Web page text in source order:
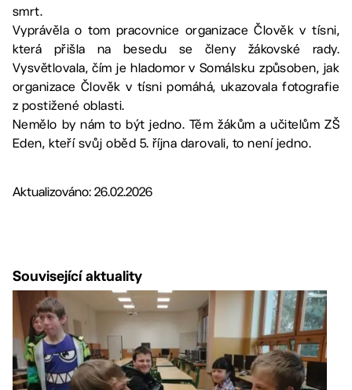
smrt.
Vyprávěla o tom pracovnice organizace Člověk v tísni,
která přišla na besedu se členy žákovské rady.
Vysvětlovala, čím je hladomor v Somálsku způsoben, jak
organizace Člověk v tísni pomáhá, ukazovala fotografie
z postižené oblasti.
Nemělo by nám to být jedno. Těm žákům a učitelům ZŠ
Eden, kteří svůj oběd 5. října darovali, to není jedno.
Aktualizováno: 26.02.2026
Související aktuality